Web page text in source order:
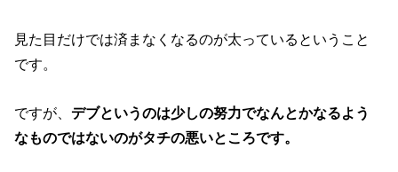
見た目だけでは済まなくなるのが太っているということ
です。
ですが、デブというのは少しの努力でなんとかなるよう
なものではないのがタチの悪いところです。